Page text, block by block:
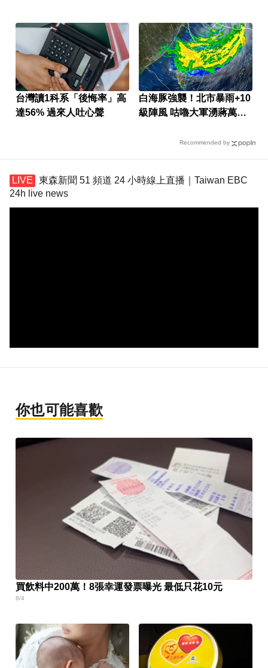
台灣讀1科系「後悔率」高
達56% 過來人吐心聲
白海豚強襲！北市暴雨+10
級陣風 咕嚕大軍湧蔣萬安
Recommended by
東森新聞 51 頻道 24 小時線上直播｜Taiwan EBC
24h live news
你也可能喜歡
買飲料中200萬！8張幸運發票曝光 最低只花10元
8/4